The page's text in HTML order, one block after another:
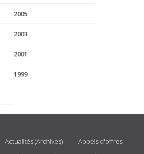
2005
2003
2001
1999
Actualités (Archives)
Appels d'offres